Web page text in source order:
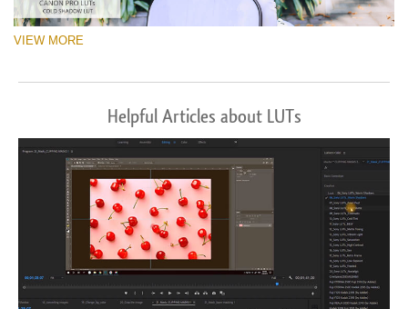
VIEW MORE
Helpful Articles about LUTs